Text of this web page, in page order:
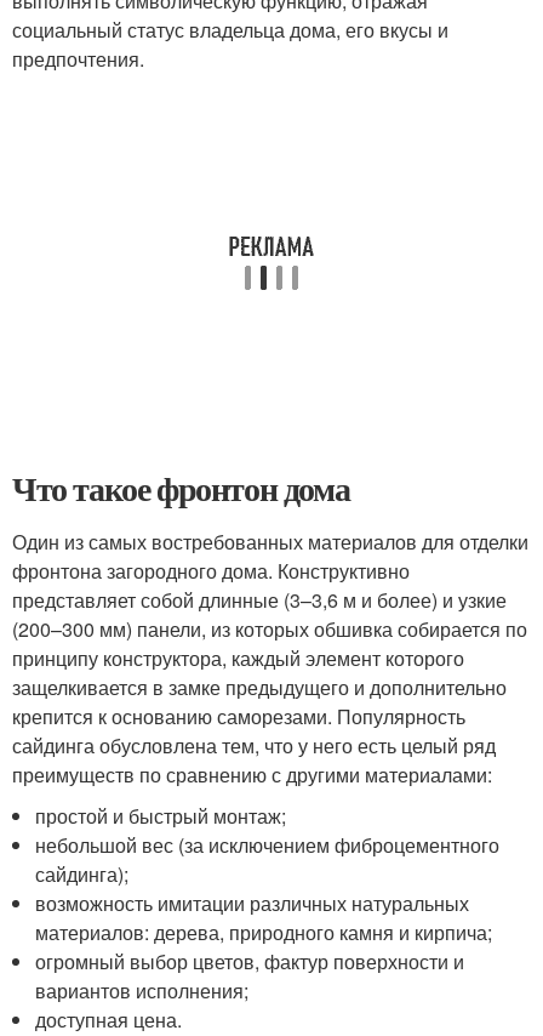
социальный статус владельца дома, его вкусы и
предпочтения.
Что такое фронтон дома
Один из самых востребованных материалов для отделки
фронтона загородного дома. Конструктивно
представляет собой длинные (3–3,6 м и более) и узкие
(200–300 мм) панели, из которых обшивка собирается по
принципу конструктора, каждый элемент которого
защелкивается в замке предыдущего и дополнительно
крепится к основанию саморезами. Популярность
сайдинга обусловлена тем, что у него есть целый ряд
преимуществ по сравнению с другими материалами:
простой и быстрый монтаж;
небольшой вес (за исключением фиброцементного
сайдинга);
возможность имитации различных натуральных
материалов: дерева, природного камня и кирпича;
огромный выбор цветов, фактур поверхности и
вариантов исполнения;
доступная цена.